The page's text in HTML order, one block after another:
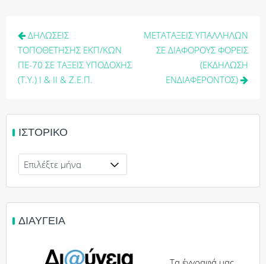
Πλοήγηση
άρθρων
ΔΗΛΩΣΕΙΣ
ΤΟΠΟΘΕΤΗΣΗΣ ΕΚΠ/ΚΩΝ
ΠΕ-70 ΣΕ ΤΑΞΕΙΣ ΥΠΟΔΟΧΗΣ
(Τ.Υ.) Ι & ΙΙ & Ζ.Ε.Π.
ΜΕΤΑΤΑΞΕΙΣ ΥΠΑΛΛΗΛΩΝ
ΣΕ ΔΙΑΦΟΡΟΥΣ ΦΟΡΕΙΣ
(ΕΚΔΗΛΩΣΗ
ΕΝΔΙΑΦΕΡΟΝΤΟΣ)
ΙΣΤΟΡΙΚΌ
Ιστορικό
ΔΙΑΎΓΕΙΑ